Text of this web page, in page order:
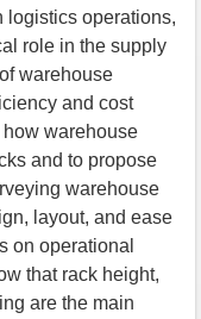
logistics operations,
role in the supply
warehouse
and cost
warehouse
and to propose
warehouse
layout, and ease
on operational
that rack height,
are the main